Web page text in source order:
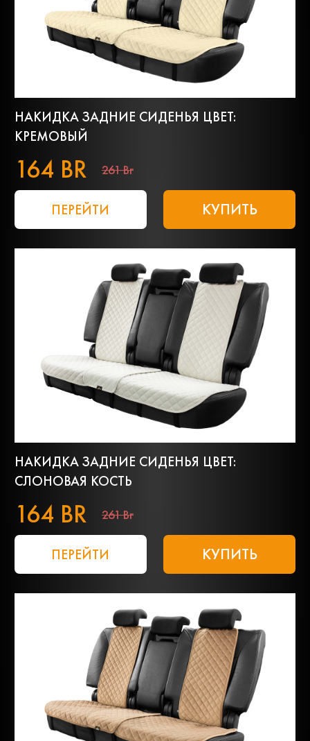
НАКИДКА ЗАДНИЕ СИДЕНЬЯ ЦВЕТ:
КРЕМОВЫЙ
164 BR 261 Br
ПЕРЕЙТИ КУПИТЬ
НАКИДКА ЗАДНИЕ СИДЕНЬЯ ЦВЕТ:
СЛОНОВАЯ КОСТЬ
164 BR 261 Br
ПЕРЕЙТИ КУПИТЬ